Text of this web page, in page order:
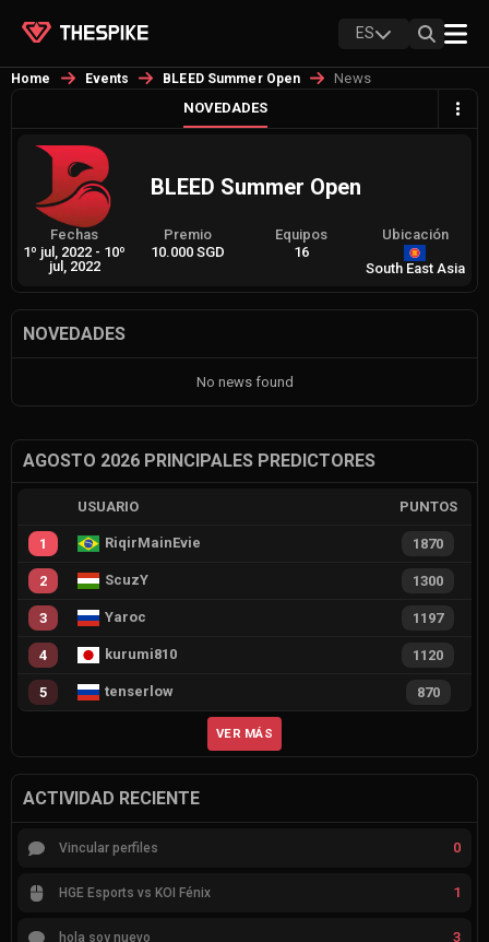
ES
Home Events BLEED Summer Open
News
NOVEDADES
BLEED Summer Open
Fechas
1º jul, 2022 - 10º
jul, 2022
Premio
10.000 SGD
Equipos
16
Ubicación
South East Asia
NOVEDADES
No news found
AGOSTO 2026 PRINCIPALES PREDICTORES
USUARIO PUNTOS
1 RiqirMainEvie 1870
2 ScuzY 1300
3 Yaroc 1197
4 kurumi810 1120
5 tenserlow 870
VER MÁS
ACTIVIDAD RECIENTE
Vincular perfiles 0
HGE Esports vs KOI Fénix 1
hola soy nuevo 3